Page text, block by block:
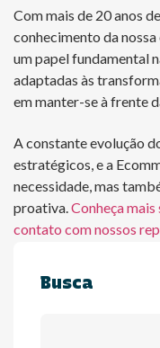
Com mais de 20 anos
conhecimento da
um papel fundamental
adaptadas às
em manter-se à frente
A constante evolução
estratégicos, e a
necessidade, mas
proativa.Conheça
contato com nossos
Busca